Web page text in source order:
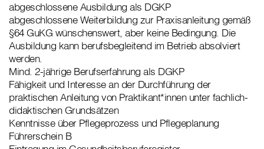
abgeschlossene Ausbildung als DGKP
abgeschlossene Weiterbildung zur Praxisanleitung gemäß
§64 GuKG wünschenswert, aber keine Bedingung. Die
Ausbildung kann berufsbegleitend im Betrieb absolviert
werden.
Mind. 2-jährige Berufserfahrung als DGKP
Fähigkeit und Interesse an der Durchführung der
praktischen Anleitung von Praktikant*innen unter fachlich-
didaktischen Grundsätzen
Kenntnisse über Pflegeprozess und Pflegeplanung
Führerschein B